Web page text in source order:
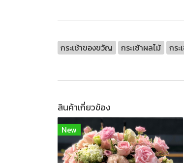
กระเช้าของขวัญ กระเช้าผลไม้ กระ
สินค้าเกี่ยวข้อง
New